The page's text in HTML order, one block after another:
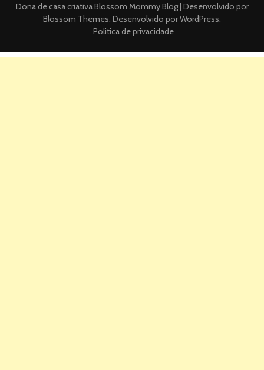
Dona de casa criativaBlossom Mommy Blog | Desenvolvido por
Blossom Themes. Desenvolvido porWordPress.
Politica de privacidade